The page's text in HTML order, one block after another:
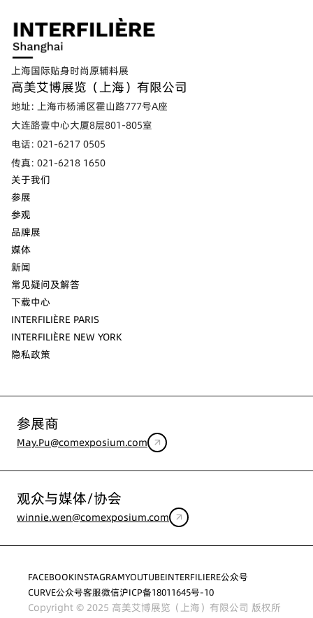
参展商
May.Pu@comexposium.com
观众与媒体/协会
winnie.wen@comexposium.com
上海国际贴身时尚原辅料展
高美艾博展览（上海）有限公司
地址: 上海市杨浦区霍山路777号A座
大连路壹中心大厦8层801-805室
电话: 021-6217 0505
传真: 021-6218 1650
关于我们
参展
参观
品牌展
媒体
新闻
常见疑问及解答
下载中心
INTERFILIÈRE PARIS
INTERFILIÈRE NEW YORK
隐私政策
FACEBOOKINSTAGRAMYOUTUBEINTERFILIERE公众号
CURVE公众号客服微信沪ICP备18011645号-10
Copyright © 2025 高美艾博展览（上海）有限公司 版权所